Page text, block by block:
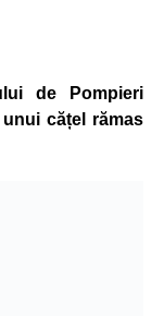
de Pompieri
cățel rămas